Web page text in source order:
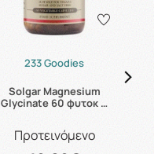
233 Goodies
Solgar Magnesium
Glycinate 60 φυτοκ …
Προτεινόμενο